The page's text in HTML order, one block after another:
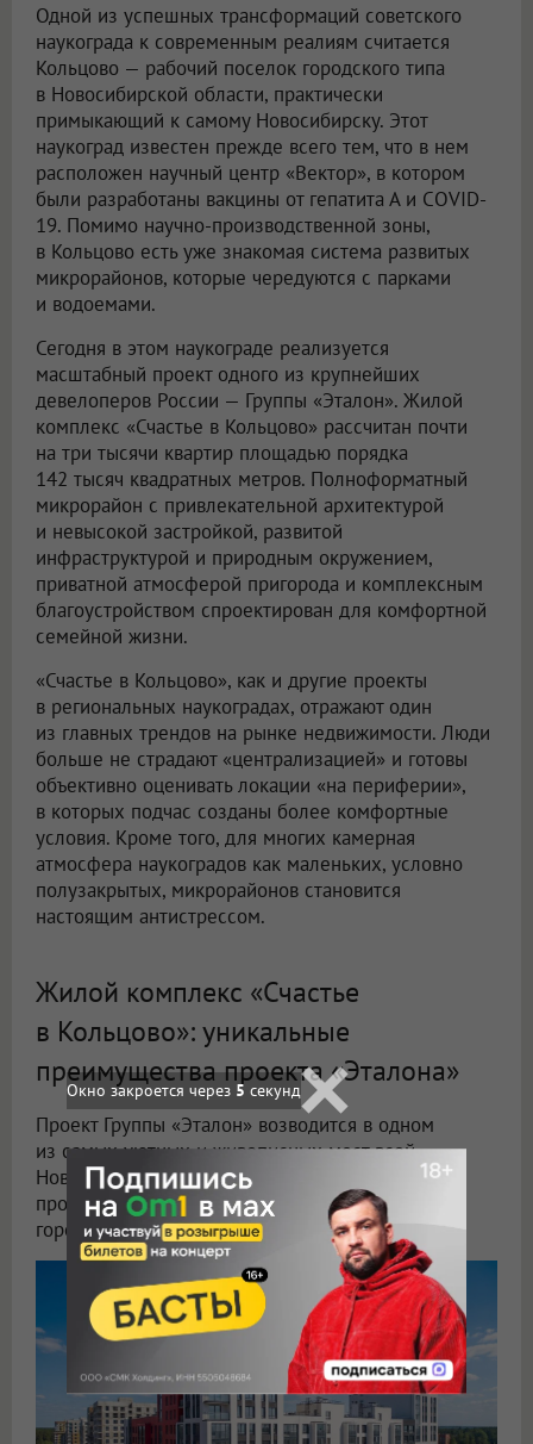
Одной из успешных трансформаций советского
наукограда к современным реалиям считается
Кольцово — рабочий поселок городского типа
в Новосибирской области, практически
примыкающий к самому Новосибирску. Этот
наукоград известен прежде всего тем, что в нем
расположен научный центр «Вектор», в котором
были разработаны вакцины от гепатита А и COVID-
19. Помимо научно-производственной зоны,
в Кольцово есть уже знакомая система развитых
микрорайонов, которые чередуются с парками
и водоемами.
Сегодня в этом наукограде реализуется
масштабный проект одного из крупнейших
девелоперов России — Группы «Эталон». Жилой
комплекс «Счастье в Кольцово» рассчитан почти
на три тысячи квартир площадью порядка
142 тысяч квадратных метров. Полноформатный
микрорайон с привлекательной архитектурой
и невысокой застройкой, развитой
инфраструктурой и природным окружением,
приватной атмосферой пригорода и комплексным
благоустройством спроектирован для комфортной
семейной жизни.
«Счастье в Кольцово», как и другие проекты
в региональных наукоградах, отражают один
из главных трендов на рынке недвижимости. Люди
больше не страдают «централизацией» и готовы
объективно оценивать локации «на периферии»,
в которых подчас созданы более комфортные
условия. Кроме того, для многих камерная
атмосфера наукоградов как маленьких, условно
полузакрытых, микрорайонов становится
настоящим антистрессом.
Жилой комплекс «Счастье
в Кольцово»: уникальные
преимущества проекта «Эталона»
Проект Группы «Эталон» возводится в одном
из самых уютных и живописных мест всей
Новосибирской области. Удачное расположение
проекта позволяет ему сочетать преимущества
городской среды и загородной жизни.
Окно закроется через 3 секунд